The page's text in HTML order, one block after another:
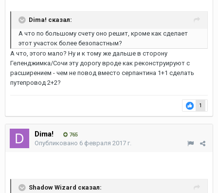
Dima! сказал:
А что по большому счету оно решит, кроме как сделает
этот участок более безопастным?
А что, этого мало? Ну и к тому же дальше в сторону
Геленджимка/Сочи эту дорогу вроде как реконструируют с
расширением - чем не повод вместо серпантина 1+1 сделать
путепровод 2+2?
1
Dima! 765
Опубликовано 6 февраля 2017 г.
Shadow Wizard сказал: